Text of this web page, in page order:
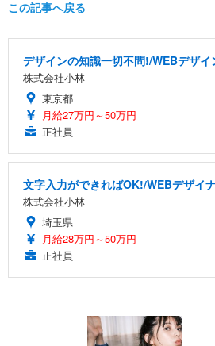
この記事へ戻る
デザインの知識一切不問!/WEBデザ
株式会社小林
東京都
月給27万円～50万円
正社員
文字入力ができればOK!/WEBデザイ
株式会社小林
埼玉県
月給28万円～50万円
正社員